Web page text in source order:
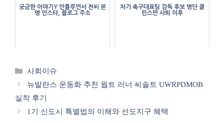
궁금한 이야기Y 인플루언서 천씨 본
명 인스타, 블로그 주소
차기 축구대표팀 감독 후보 명단 클
린스만 사퇴 이후
카
테
리
사회이슈
뉴발란스 운동화 추천 웝트 러너 씨솔트 UWRPDMOB
실착 후기
1기 신도시 특별법의 이해와 선도지구 혜택